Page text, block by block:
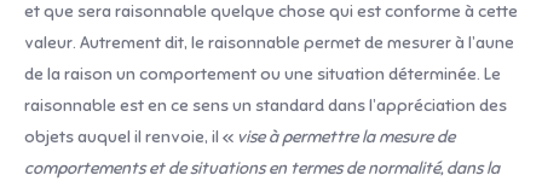
et que sera raisonnable quelque chose qui est conforme à cette
valeur. Autrement dit, le raisonnable permet de mesurer à l’aune
de la raison un comportement ou une situation déterminée. Le
raisonnable est en ce sens un standard dans l’appréciation des
objets auquel il renvoie, il « vise à permettre la mesure de
comportements et de situations en termes de normalité, dans la